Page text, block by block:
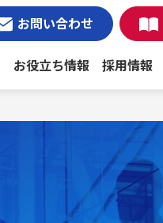
お役立ち情報 採用情報
お問い合わせ